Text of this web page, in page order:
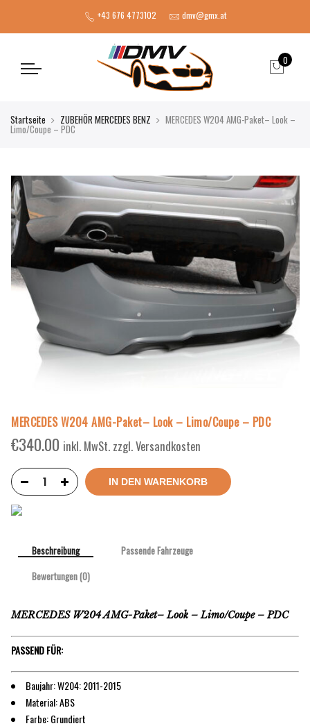
+43 676 4773102 dmv@gmx.at
0
Startseite ZUBEHÖR MERCEDES BENZ MERCEDES W204 AMG-Paket– Look –
Limo/Coupe – PDC
MERCEDES W204 AMG-Paket– Look – Limo/Coupe – PDC
€340.00 inkl. MwSt. zzgl. Versandkosten
IN DEN WARENKORB
Beschreibung
Passende Fahrzeuge
Bewertungen (0)
MERCEDES W204 AMG-Paket– Look – Limo/Coupe – PDC
PASSEND FÜR:
Baujahr: W204: 2011-2015
Material: ABS
Farbe: Grundiert